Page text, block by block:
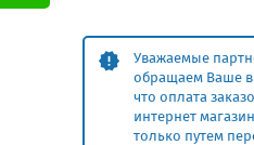
Уважаемые
обращаем Ваше
что оплата
интернет
только путем